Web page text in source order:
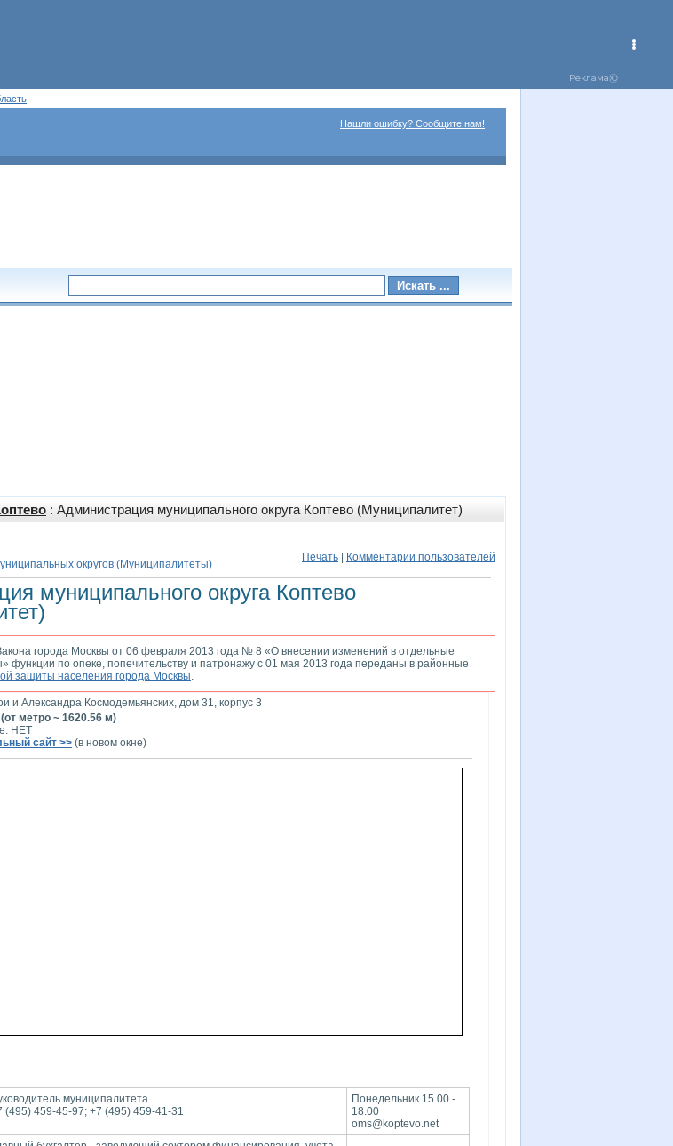
Нашли ошибку? Сообщите нам!
: Администрация муниципального округа Коптево (Муниципалитет)
Печать Комментарии пользователей
округов (Муниципалитеты)
муниципального округа Коптево
города Москвы от 06 февраля 2013 года № 8 «О внесении изменений в отдельные
функции по опеке, попечительству и патронажу с 01 мая 2013 года переданы в районные
защиты населения города Москвы.
и Александра Космодемьянских, дом 31, корпус 3
(от метро ~ 1620.56 м)
НЕТ
сайт >> (в новом окне)
муниципалитета
(495) 459-45-97; +7 (495) 459-41-31
Понедельник 15.00 -
18.00
oms@koptevo.net